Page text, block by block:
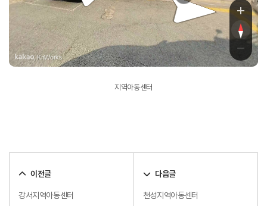
, KnWorks
지역아동센터
이전글
강서지역아동센터
다음글
천성지역아동센터